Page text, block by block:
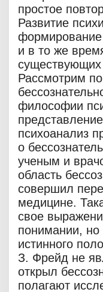
простое
Развитие
формирование
и в то же
Рассмотрим
философии
психоанализ
о
ученым и
область
совершил
медицине.
свое
понимании, но
истинного
З. Фрейд не
открыл
полагают